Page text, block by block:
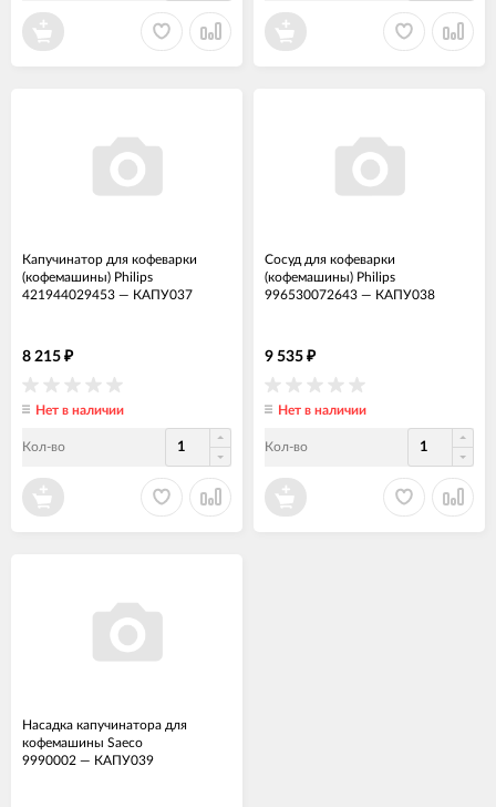
Капучинатор для кофеварки
(кофемашины) Philips
421944029453 — КАПУ037
8 215 ₽
Нет в наличии
Кол-во
Сосуд для кофеварки
(кофемашины) Philips
996530072643 — КАПУ038
9 535 ₽
Нет в наличии
Кол-во
Насадка капучинатора для
кофемашины Saeco
9990002 — КАПУ039